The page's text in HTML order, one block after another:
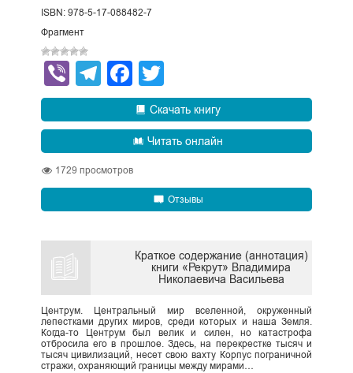
ISBN: 978-5-17-088482-7
Фрагмент
ViberTelegram
Facebook
Скачать книгу
Читать онлайн
1729 просмотров
Отзывы
Краткое содержание (аннотация)
книги «Рекрут» Владимира
Николаевича Васильева
Центрум. Центральный мир вселенной, окруженный
лепестками других миров, среди которых и наша Земля.
Когда-то Центрум был велик и силен, но катастрофа
отбросила его в прошлое. Здесь, на перекрестке тысяч и
тысяч цивилизаций, несет свою вахту Корпус пограничной
стражи, охраняющий границы между мирами…